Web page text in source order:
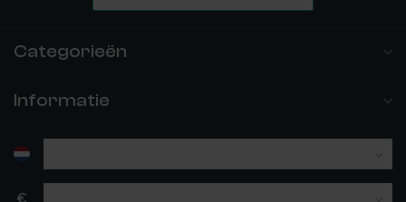
Categorieën
Informatie
€